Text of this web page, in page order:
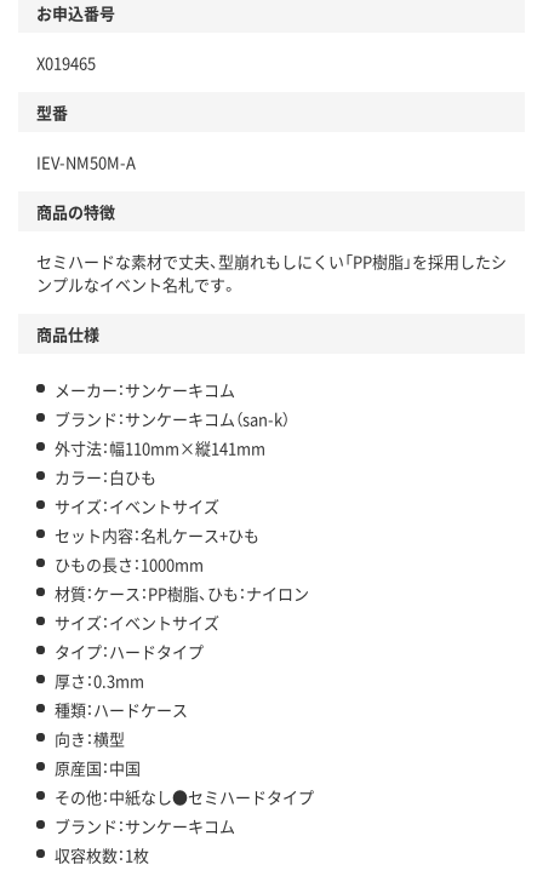
お申込番号
X019465
型番
IEV-NM50M-A
商品の特徴
セミハードな素材で丈夫、型崩れもしにくい「PP樹脂」を採用したシ
ンプルなイベント名札です。
商品仕様
メーカー：サンケーキコム
ブランド：サンケーキコム（san-k）
外寸法：幅110mm×縦141mm
カラー：白ひも
サイズ：イベントサイズ
セット内容：名札ケース+ひも
ひもの長さ：1000mm
材質：ケース：PP樹脂、ひも：ナイロン
サイズ：イベントサイズ
タイプ：ハードタイプ
厚さ：0.3mm
種類：ハードケース
向き：横型
原産国：中国
その他：中紙なし●セミハードタイプ
ブランド：サンケーキコム
収容枚数：1枚